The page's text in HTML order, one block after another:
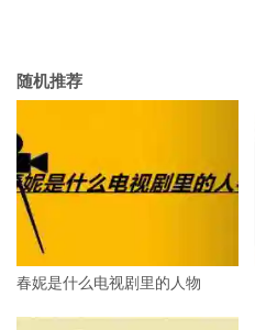
随机推荐
春妮是什么电视剧里的人物